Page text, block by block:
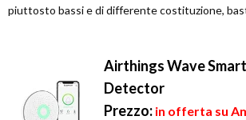
piuttosto bassi e di differente costituzione,
Airthings Wave
Detector
Prezzo: in offerta su